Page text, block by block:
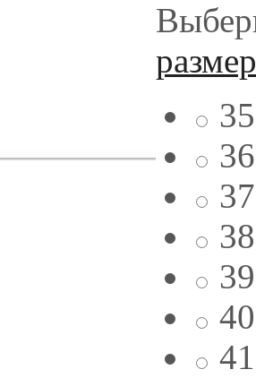
размер
35
36
37
38
39
40
41